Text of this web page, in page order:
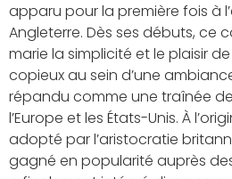
apparu pour la première fois à
Angleterre. Dès ses débuts, ce
marie la simplicité et le plaisir
copieux au sein d’une
répandu comme une traînée
l’Europe et les États-Unis. À
adopté par l’aristocratie
gagné en popularité auprès